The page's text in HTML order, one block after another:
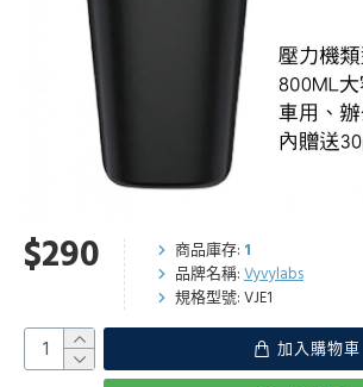
$290 商品庫存: 1
品牌名稱: Vyvylabs
規格型號: VJE1
加入購物車